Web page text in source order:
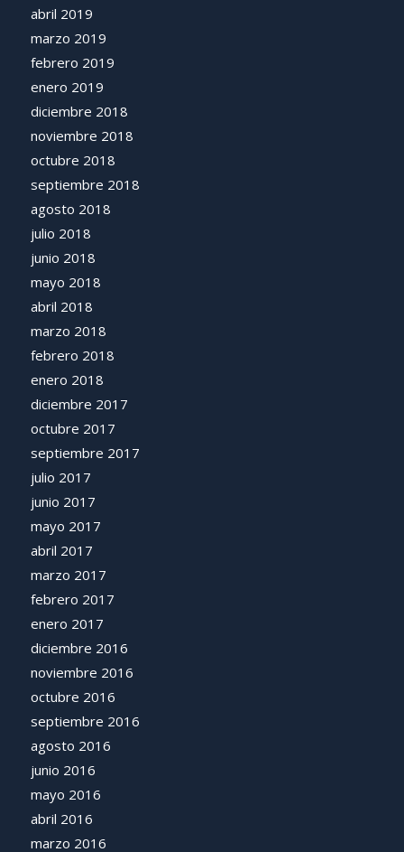
abril 2019
marzo 2019
febrero 2019
enero 2019
diciembre 2018
noviembre 2018
octubre 2018
septiembre 2018
agosto 2018
julio 2018
junio 2018
mayo 2018
abril 2018
marzo 2018
febrero 2018
enero 2018
diciembre 2017
octubre 2017
septiembre 2017
julio 2017
junio 2017
mayo 2017
abril 2017
marzo 2017
febrero 2017
enero 2017
diciembre 2016
noviembre 2016
octubre 2016
septiembre 2016
agosto 2016
junio 2016
mayo 2016
abril 2016
marzo 2016